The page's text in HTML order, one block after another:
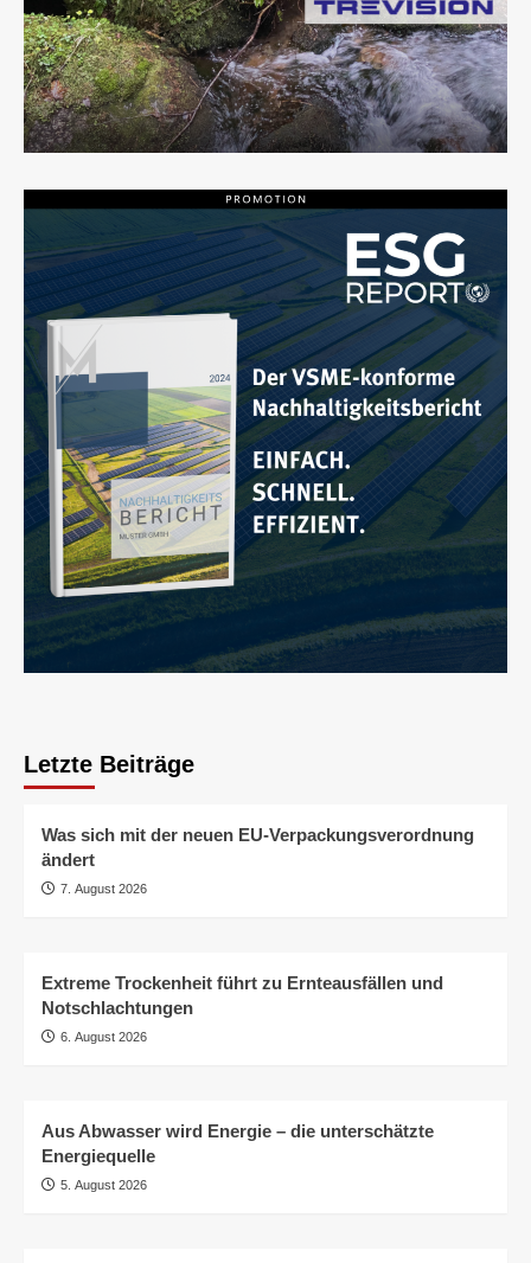
Letzte Beiträge
Was sich mit der neuen EU-Verpackungsverordnung
ändert
7. August 2026
Extreme Trockenheit führt zu Ernteausfällen und
Notschlachtungen
6. August 2026
Aus Abwasser wird Energie – die unterschätzte
Energiequelle
5. August 2026